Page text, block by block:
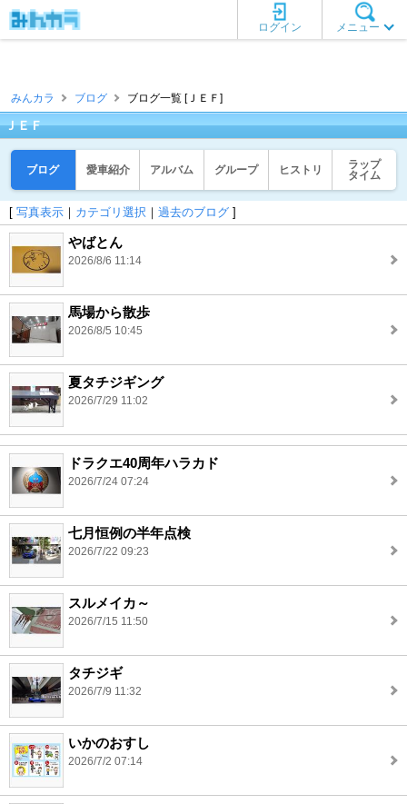
メニュー
ログイン
みんカラ ブログ ブログ一覧 [ＪＥＦ]
ＪＥＦ
ブログ 愛車紹介 アルバム グループ ヒストリ
ラップ
タイム
[ 写真表示 ｜ カテゴリ選択 ｜ 過去のブログ ]
やばとん
2026/8/6 11:14
馬場から散歩
2026/8/5 10:45
夏タチジギング
2026/7/29 11:02
ドラクエ40周年ハラカド
2026/7/24 07:24
七月恒例の半年点検
2026/7/22 09:23
スルメイカ～
2026/7/15 11:50
タチジギ
2026/7/9 11:32
いかのおすし
2026/7/2 07:14